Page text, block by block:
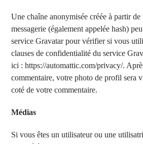
Une chaîne anonymisée créée à partir de
messagerie (également appelée hash)
service Gravatar pour vérifier si vous
clauses de confidentialité du service
ici : https://automattic.com/privacy/.
commentaire, votre photo de profil sera
coté de votre commentaire.
Médias
Si vous êtes un utilisateur ou une